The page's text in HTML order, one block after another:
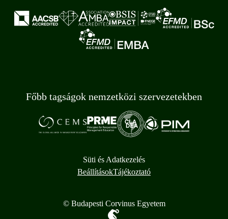
Főbb tagságok nemzetközi szervezetekben
Süti és Adatkezelés
BeállításokTájékoztató
© Budapesti Corvinus Egyetem